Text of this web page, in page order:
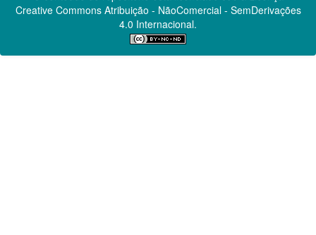
Creative CommonsAtribuição - NãoComercial - SemDerivações
4.0 Internacional.